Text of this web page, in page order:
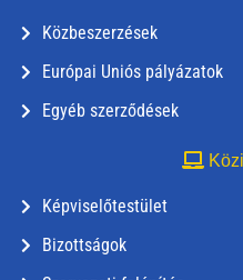
Közbeszerzések
Európai Uniós pályázatok
Egyéb szerződések
Képviselőtestület
Bizottságok